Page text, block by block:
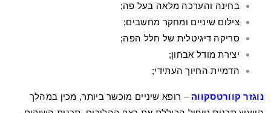
בחינה והערכה מלאה בעל פה;
צילום שיניים ומחקר מחשבים;
סריקה דיגיטלית של חלל הפה;
יצירת מודל אבחון;
הדמיית החיוך העתידי;
נוגזר קוורטסקווה – רופא שיניים מוכשר ביותר, מכין במהלך